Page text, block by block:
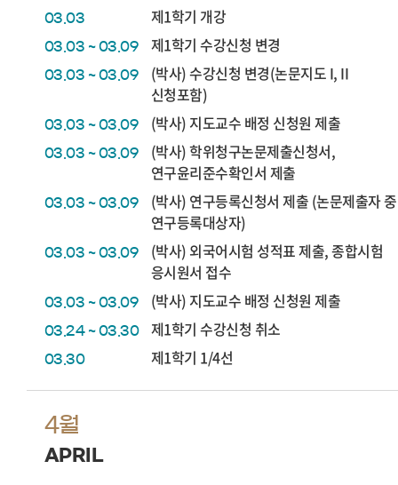
03.03 제1학기 개강
03.03 ~ 03.09 제1학기 수강신청 변경
03.03 ~ 03.09
(박사) 수강신청 변경(논문지도 I, II
신청포함)
03.03 ~ 03.09 (박사) 지도교수 배정 신청원 제출
03.03 ~ 03.09
(박사) 학위청구논문제출신청서,
연구윤리준수확인서 제출
03.03 ~ 03.09
(박사) 연구등록신청서 제출 (논문제출자 중
연구등록대상자)
03.03 ~ 03.09
(박사) 외국어시험 성적표 제출, 종합시험
응시원서 접수
03.03 ~ 03.09 (박사) 지도교수 배정 신청원 제출
03.24 ~ 03.30 제1학기 수강신청 취소
03.30 제1학기 1/4선
4월
APRIL